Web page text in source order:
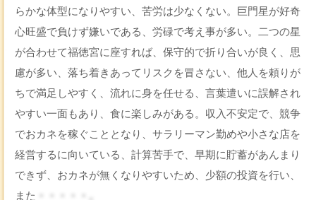
らかな体型になりやすい、苦労は少なくない。巨門星が好奇
心旺盛で負けず嫌いである、労碌で考え事が多い。二つの星
が合わせて福徳宮に座すれば、保守的で折り合いが良く、思
慮が多い、落ち着きあってリスクを冒さない、他人を頼りが
ちで満足しやすく、流れに身を任せる、言葉遣いに誤解され
やすい一面もあり、食に楽しみがある。収入不安定で、競争
でおカネを稼ぐこととなり、サラリーマン勤めや小さな店を
経営するに向いている、計算苦手で、早期に貯蓄があんまり
できず、おカネが無くなりやすいため、少額の投資を行い、
また